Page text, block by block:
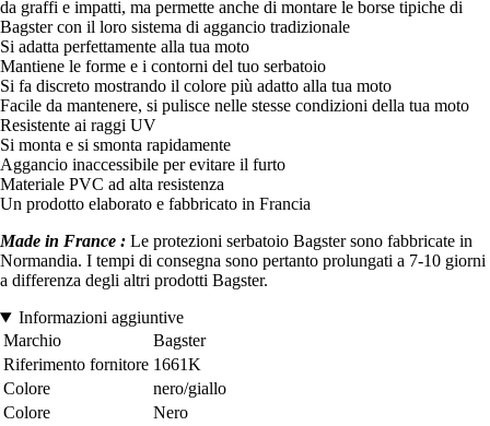
da graffi e impatti, ma permette anche di montare le borse tipiche di
Bagster con il loro sistema di aggancio tradizionale
Si adatta perfettamente alla tua moto
Mantiene le forme e i contorni del tuo serbatoio
Si fa discreto mostrando il colore più adatto alla tua moto
Facile da mantenere, si pulisce nelle stesse condizioni della tua moto
Resistente ai raggi UV
Si monta e si smonta rapidamente
Aggancio inaccessibile per evitare il furto
Materiale PVC ad alta resistenza
Un prodotto elaborato e fabbricato in Francia
Made in France : Le protezioni serbatoio Bagster sono fabbricate in
Normandia. I tempi di consegna sono pertanto prolungati a 7-10 giorni
a differenza degli altri prodotti Bagster.
Informazioni aggiuntive
Marchio
Bagster
Riferimento fornitore 1661K
Colore
nero/giallo
Colore
Nero